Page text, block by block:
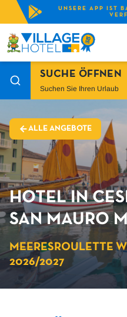
UNSERE APP IST
SUCHE ÖFFNEN
Suchen Sie Ihren Urlaub
ALLE ANGEBOTE
HOTEL IN
SAN MAURO
MEERESROULETTE
2026/2027